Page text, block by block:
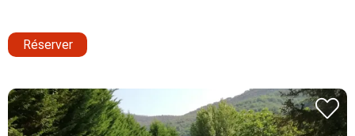
Réserver